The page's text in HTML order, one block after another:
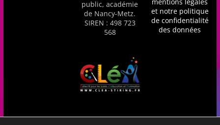
t
i
o
e
t
A
i
public, académie
de Nancy-Metz.
SIREN : 498 723
568
et notre politique
de confidentialité
des données